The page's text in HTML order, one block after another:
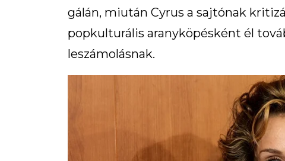
gálán, miután Cyrus a sajtónak
popkulturális aranyköpésként él
leszámolásnak.